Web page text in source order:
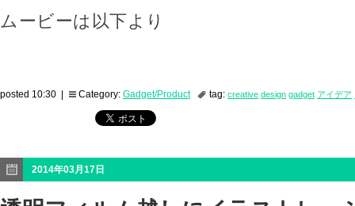
ムービーは以下より
posted 10:30 | Category: Gadget/Product tag: creative design gadget アイデア
2014年03月17日